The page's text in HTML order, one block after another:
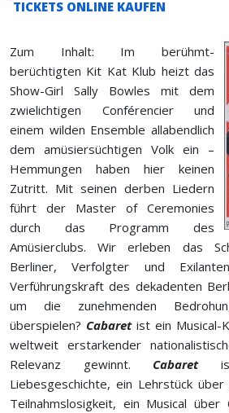
TICKETS ONLINE KAUFEN
Zum Inhalt: Im berühmt-
berüchtigten Kit Kat Klub heizt das
Show-Girl Sally Bowles mit dem
zwielichtigen Conférencier und
einem wilden Ensemble allabendlich
dem amüsiersüchtigen Volk ein –
Hemmungen haben hier keinen
Zutritt. Mit seinen derben Liedern
führt der Master of Ceremonies
durch das Programm des
Amüsierclubs. Wir erleben das
Berliner, Verfolgter und
Verführungskraft des dekadenten
um die zunehmenden
überspielen? Cabaretist ein Musical-
weltweit erstarkender
Relevanz gewinnt. Cabaretist
Liebesgeschichte, ein Lehrstück
Teilnahmslosigkeit, ein Musical über